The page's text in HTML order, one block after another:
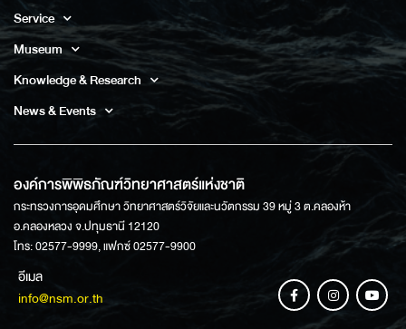
Service
Museum
Knowledge & Research
News & Events
องค์การพิพิธภัณฑ์วิทยาศาสตร์แห่งชาติ
กระทรวงการอุดมศึกษา วิทยาศาสตร์วิจัยและนวัตกรรม 39 หมู่ 3 ต.คลองห้า
อ.คลองหลวง จ.ปทุมธานี 12120
โทร: 02577-9999, แฟกซ์ 02577-9900
อีเมล
info@nsm.or.th